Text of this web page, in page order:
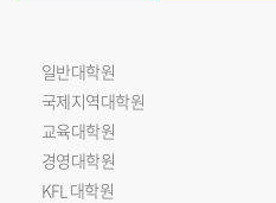
일반대학원
국제지역대학원
교육대학원
경영대학원
KFL 대학원